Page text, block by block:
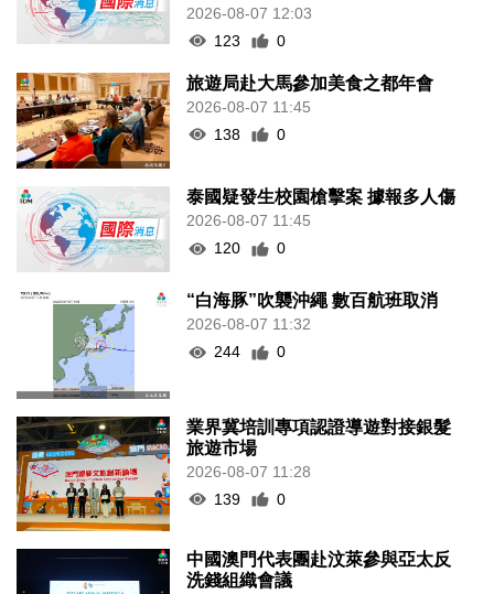
2026-08-07 12:03
123
0
旅遊局赴大馬參加美食之都年會
2026-08-07 11:45
138
0
泰國疑發生校園槍擊案 據報多人傷
2026-08-07 11:45
120
0
“白海豚”吹襲沖繩 數百航班取消
2026-08-07 11:32
244
0
業界冀培訓專項認證導遊對接銀髮
旅遊市場
2026-08-07 11:28
139
0
中國澳門代表團赴汶萊參與亞太反
洗錢組織會議